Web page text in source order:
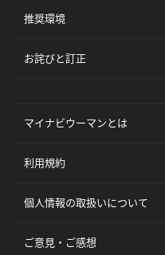
推奨環境
お詫びと訂正
マイナビウーマンとは
利用規約
個人情報の取扱いについて
ご意見・ご感想